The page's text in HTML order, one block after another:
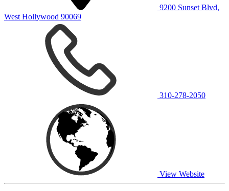
9200 Sunset Blvd,
West Hollywood 90069
310-278-2050
View Website